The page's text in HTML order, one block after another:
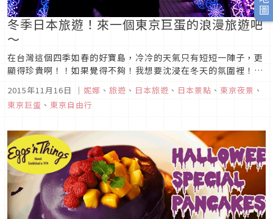
冬季日本旅遊！來一個東京巨蛋的浪漫旅遊吧
～
在台灣這個四季如春的好寶島，冷冷的天氣只有短短一陣子，更
顯得珍貴啊！！如果覺得不夠！我想要沈浸在冬天的氛圍裡！日
本絕對是你的好選擇。說到冬天，就想到靄靄白雪，路邊明亮的
燈光搭配戀人們互相依偎的畫面，好～浪～漫！！許多浪漫故事
也都是以冬天為背景，看著文章的你，要不要也來日本這個冷冷
2015年11月16日 ｜ 妮娜 、 旅遊 、 日本旅遊 、 日本景點 、 東京夜景 、
東京巨蛋 、 東京自由行